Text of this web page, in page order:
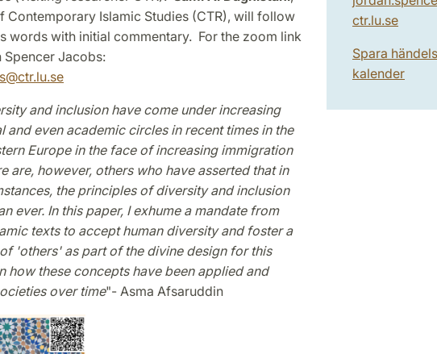
Contemporary Islamic Studies (CTR), will follow
words with initial commentary. For the zoom link
Jacobs:
and inclusion have come under increasing
and even academic circles in recent times in the
Europe in the face of increasing immigration
are, however, others who have asserted that in
the principles of diversity and inclusion
ever. In this paper, I exhume a mandate from
texts to accept human diversity and foster a
'others' as part of the divine design for this
how these concepts have been applied and
over time"- Asma Afsaruddin
ctr.lu.se
Spara
kalender